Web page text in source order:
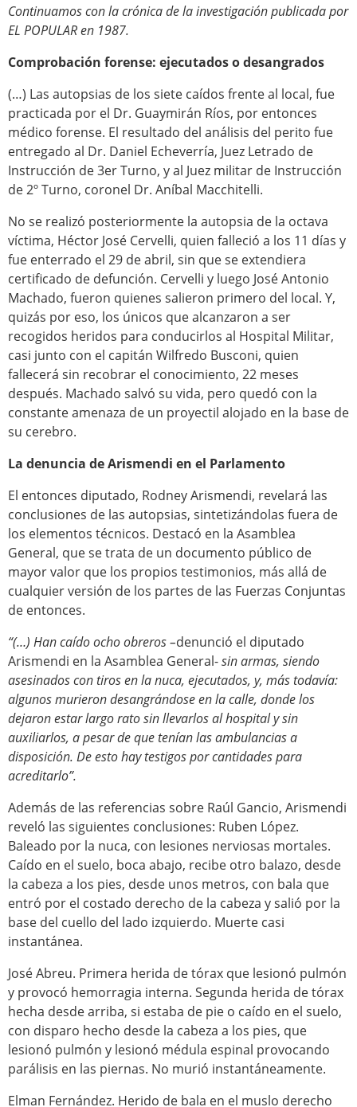
Continuamos con la crónica de la investigación publicada por
EL POPULAR en 1987.
Comprobación forense: ejecutados o desangrados
(…) Las autopsias de los siete caídos frente al local, fue
practicada por el Dr. Guaymirán Ríos, por entonces
médico forense. El resultado del análisis del perito fue
entregado al Dr. Daniel Echeverría, Juez Letrado de
Instrucción de 3er Turno, y al Juez militar de Instrucción
de 2º Turno, coronel Dr. Aníbal Macchitelli.
No se realizó posteriormente la autopsia de la octava
víctima, Héctor José Cervelli, quien falleció a los 11 días y
fue enterrado el 29 de abril, sin que se extendiera
certificado de defunción. Cervelli y luego José Antonio
Machado, fueron quienes salieron primero del local. Y,
quizás por eso, los únicos que alcanzaron a ser
recogidos heridos para conducirlos al Hospital Militar,
casi junto con el capitán Wilfredo Busconi, quien
fallecerá sin recobrar el conocimiento, 22 meses
después. Machado salvó su vida, pero quedó con la
constante amenaza de un proyectil alojado en la base de
su cerebro.
La denuncia de Arismendi en el Parlamento
El entonces diputado, Rodney Arismendi, revelará las
conclusiones de las autopsias, sintetizándolas fuera de
los elementos técnicos. Destacó en la Asamblea
General, que se trata de un documento público de
mayor valor que los propios testimonios, más allá de
cualquier versión de los partes de las Fuerzas Conjuntas
de entonces.
“(…) Han caído ocho obreros –denunció el diputado
Arismendi en la Asamblea General-sin armas, siendo
asesinados con tiros en la nuca, ejecutados, y, más todavía:
algunos murieron desangrándose en la calle, donde los
dejaron estar largo rato sin llevarlos al hospital y sin
auxiliarlos, a pesar de que tenían las ambulancias a
disposición. De esto hay testigos por cantidades para
acreditarlo”.
Además de las referencias sobre Raúl Gancio, Arismendi
reveló las siguientes conclusiones: Ruben López.
Baleado por la nuca, con lesiones nerviosas mortales.
Caído en el suelo, boca abajo, recibe otro balazo, desde
la cabeza a los pies, desde unos metros, con bala que
entró por el costado derecho de la cabeza y salió por la
base del cuello del lado izquierdo. Muerte casi
instantánea.
José Abreu. Primera herida de tórax que lesionó pulmón
y provocó hemorragia interna. Segunda herida de tórax
hecha desde arriba, si estaba de pie o caído en el suelo,
con disparo hecho desde la cabeza a los pies, que
lesionó pulmón y lesionó médula espinal provocando
parálisis en las piernas. No murió instantáneamente.
Elman Fernández. Herido de bala en el muslo derecho